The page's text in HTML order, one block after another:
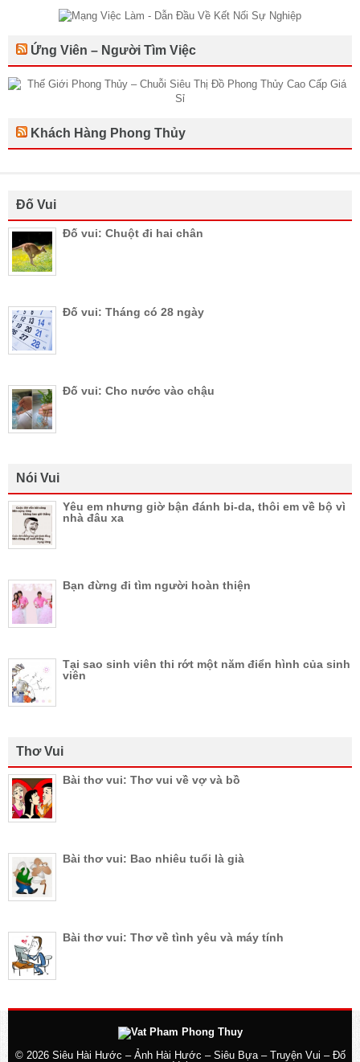
Ứng Viên – Người Tìm Việc
Khách Hàng Phong Thủy
Đố Vui
Đố vui: Chuột đi hai chân
Đố vui: Tháng có 28 ngày
Đố vui: Cho nước vào chậu
Nói Vui
Yêu em nhưng giờ bận đánh bi-da, thôi em về bộ vì
nhà đâu xa
Bạn đừng đi tìm người hoàn thiện
Tại sao sinh viên thi rớt một năm điển hình của sinh
viên
Thơ Vui
Bài thơ vui: Thơ vui về vợ và bồ
Bài thơ vui: Bao nhiêu tuổi là già
Bài thơ vui: Thơ về tình yêu và máy tính
© 2026 Siêu Hài Hước – Ảnh Hài Hước – Siêu Bựa – Truyện Vui – Đố